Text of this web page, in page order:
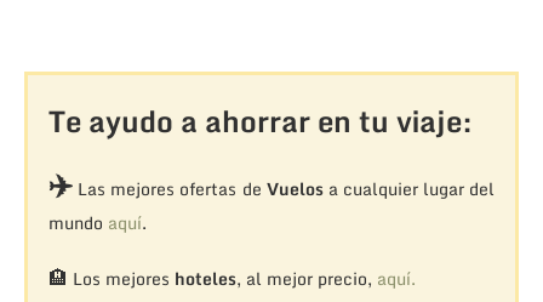
Te ayudo a ahorrar en tu viaje:
✈️Las mejores ofertas de Vuelosa cualquier lugar del
mundo aquí.
🏨 Los mejores hoteles, al mejor precio, aquí.